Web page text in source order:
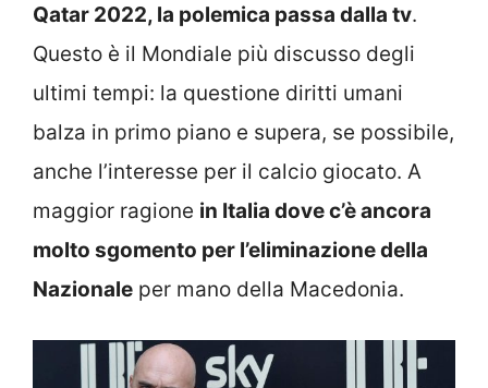
Qatar 2022, la polemica passa dalla tv.
Questo è il Mondiale più discusso degli
ultimi tempi: la questione diritti umani
balza in primo piano e supera, se possibile,
anche l’interesse per il calcio giocato. A
maggior ragione in Italia dove c’è ancora
molto sgomento per l’eliminazione della
Nazionale per mano della Macedonia.